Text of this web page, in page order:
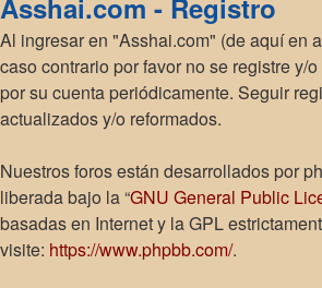
Asshai.com - Registro
Al ingresar en "Asshai.com" (de aquí en
caso contrario por favor no se registre
por su cuenta periódicamente. Seguir
actualizados y/o reformados.
Nuestros foros están desarrollados por
liberada bajo la “GNU General Public
basadas en Internet y la GPL
visite: https://www.phpbb.com/.